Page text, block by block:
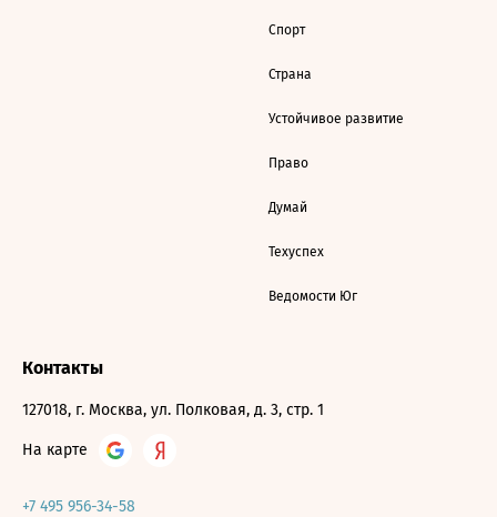
Спорт
Страна
Устойчивое развитие
Право
Думай
Техуспех
Ведомости Юг
Контакты
127018, г. Москва, ул. Полковая, д. 3, стр. 1
На карте
+7 495 956-34-58